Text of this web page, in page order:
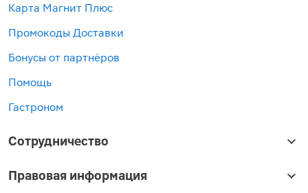
Карта Магнит Плюс
Промокоды Доставки
Бонусы от партнёров
Помощь
Гастроном
Сотрудничество
Правовая информация